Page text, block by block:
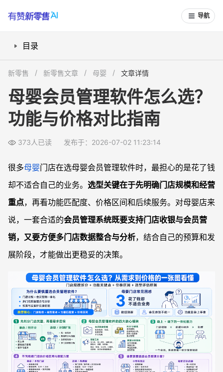
导航
目录
母婴会员系统价格区间怎么看？不同规模门店怎么匹配预算
母婴连锁店会员管理软件对比时要看哪些指标
母婴会员管理软件要有哪些关键功能？
母婴店会员管理系统一般多少钱一个月或一年？
新零售 新零售文章 母婴 文章详情
母婴会员管理软件怎么选？
功能与价格对比指南
373人已读 发布于：2026-07-02 11:23:14
很多母婴门店在选母婴会员管理软件时，最担心的是花了钱
却不适合自己的业务。 选型关键在于先明确门店规模和经营
重点，再看功能匹配度、价格区间和后续服务。对母婴店来
说，一套合适的会员管理系统既要支持门店收银与会员营
销，又要方便多门店数据整合与分析，结合自己的预算和发
展阶段，才能做出更稳妥的决策。